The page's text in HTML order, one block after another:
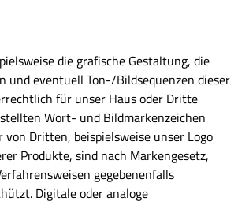
die grafische Gestaltung, die
und eventuell Ton-/Bildsequenzen dieser
für unser Haus oder Dritte
Wort- und Bildmarkenzeichen
von Dritten, beispielsweise unser Logo
Produkte, sind nach Markengesetz,
gegebenenfalls
Digitale oder analoge